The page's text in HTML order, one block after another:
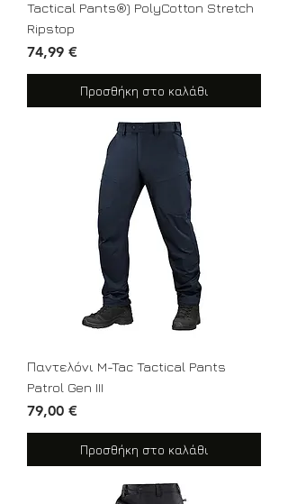
Tactical Pants®) PolyCotton Stretch
Ripstop
Τιμή
74,99 €
Προσθήκη στο καλάθι
Παντελόνι M-Tac Tactical Pants
Patrol Gen III
Τιμή
79,00 €
Προσθήκη στο καλάθι